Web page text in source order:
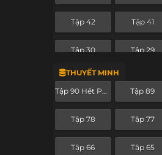
Tập 42 Tập 41
Tập 30 Tập 29
Tập 18
THUYẾT MINH
Tập 90 Hết Phần Tập 89
Tập 78 Tập 77
Tập 66 Tập 65